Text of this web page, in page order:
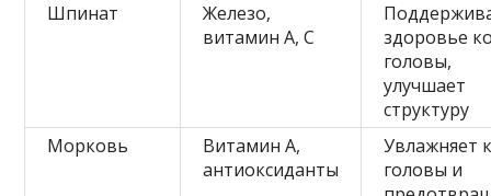
Шпинат
Железо,
витамин А, С
здоровье
головы,
улучшает
структуру
Морковь
Витамин А,
антиоксиданты
Увлажняет
головы и